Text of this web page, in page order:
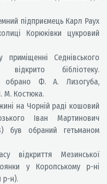
підприємець Карл Раух
Корюківки цукровий
Седнівського
відкрито бібліотеку.
обрано Ф. А. Лизогуба,
М. Костюка.
на Чорній раді кошовий
Іван Мартинович
був обраний гетьманом
відкриття Мезинської
у Коропському р-ні
р-н).